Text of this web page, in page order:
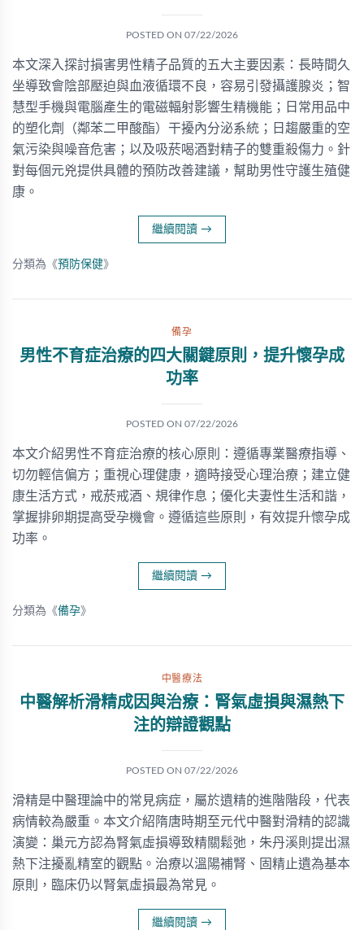
POSTED ON 07/22/2026
本文深入探討損害男性精子品質的五大主要因素：長時間久
坐導致會陰部壓迫與血液循環不良，容易引發攝護腺炎；智
慧型手機與電腦產生的電磁輻射影響生精機能；日常用品中
的塑化劑（鄰苯二甲酸酯）干擾內分泌系統；日趨嚴重的空
氣污染與噪音危害；以及吸菸喝酒對精子的雙重殺傷力。針
對每個元兇提供具體的預防改善建議，幫助男性守護生殖健
康。
繼續閱讀 →
分類為《預防保健》
備孕
男性不育症治療的四大關鍵原則，提升懷孕成
功率
POSTED ON 07/22/2026
本文介紹男性不育症治療的核心原則：遵循專業醫療指導、
切勿輕信偏方；重視心理健康，適時接受心理治療；建立健
康生活方式，戒菸戒酒、規律作息；優化夫妻性生活和諧，
掌握排卵期提高受孕機會。遵循這些原則，有效提升懷孕成
功率。
繼續閱讀 →
分類為《備孕》
中醫療法
中醫解析滑精成因與治療：腎氣虛損與濕熱下
注的辯證觀點
POSTED ON 07/22/2026
滑精是中醫理論中的常見病症，屬於遺精的進階階段，代表
病情較為嚴重。本文介紹隋唐時期至元代中醫對滑精的認識
演變：巢元方認為腎氣虛損導致精關鬆弛，朱丹溪則提出濕
熱下注擾亂精室的觀點。治療以溫陽補腎、固精止遺為基本
原則，臨床仍以腎氣虛損最為常見。
繼續閱讀 →